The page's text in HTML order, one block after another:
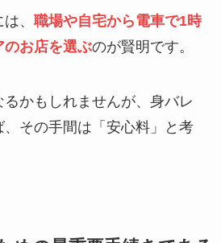
、 職場や自宅から電車で1時
のお店を選ぶのが賢明です。
かもしれませんが、身バレ
その手間は「安心料」と考